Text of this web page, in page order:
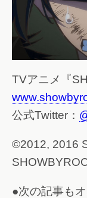
TVアニメ『
公式Twitter：
©2012, 2016
●次の記事